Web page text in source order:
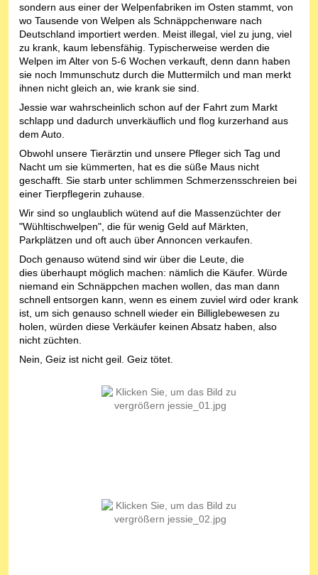
sondern aus einer der Welpenfabriken im Osten stammt, von
wo Tausende von Welpen als Schnäppchenware nach
Deutschland importiert werden. Meist illegal, viel zu jung, viel
zu krank, kaum lebensfähig. Typischerweise werden die
Welpen im Alter von 5-6 Wochen verkauft, denn dann haben
sie noch Immunschutz durch die Muttermilch und man merkt
ihnen nicht gleich an, wie krank sie sind.
Jessie war wahrscheinlich schon auf der Fahrt zum Markt
schlapp und dadurch unverkäuflich und flog kurzerhand aus
dem Auto.
Obwohl unsere Tierärztin und unsere Pfleger sich Tag und
Nacht um sie kümmerten, hat es die süße Maus nicht
geschafft. Sie starb unter schlimmen Schmerzensschreien bei
einer Tierpflegerin zuhause.
Wir sind so unglaublich wütend auf die Massenzüchter der
"Wühltischwelpen", die für wenig Geld auf Märkten,
Parkplätzen und oft auch über Annoncen verkaufen.
Doch genauso wütend sind wir über die Leute, die
dies überhaupt möglich machen: nämlich die Käufer. Würde
niemand ein Schnäppchen machen wollen, das man dann
schnell entsorgen kann, wenn es einem zuviel wird oder krank
ist, um sich genauso schnell wieder ein Billiglebewesen zu
holen, würden diese Verkäufer keinen Absatz haben, also
nicht züchten.
Nein, Geiz ist nicht geil. Geiz tötet.